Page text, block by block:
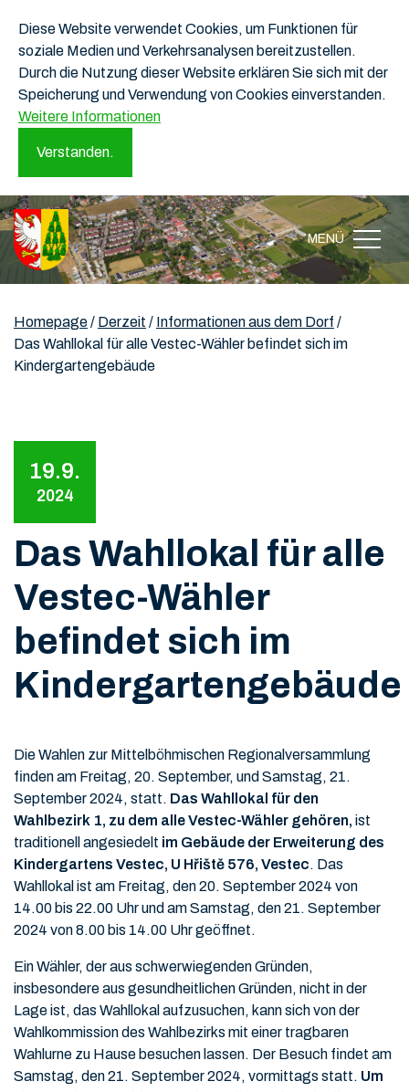
Diese Website verwendet Cookies, um Funktionen für
soziale Medien und Verkehrsanalysen bereitzustellen.
Durch die Nutzung dieser Website erklären Sie sich mit der
Speicherung und Verwendung von Cookies einverstanden.
Weitere Informationen
Verstanden.
MENÜ
Homepage/ Derzeit / Informationen aus dem Dorf /
Das Wahllokal für alle Vestec-Wähler befindet sich im
Kindergartengebäude
19.9.
2024
Das Wahllokal für alle
Vestec-Wähler
befindet sich im
Kindergartengebäude
Die Wahlen zur Mittelböhmischen Regionalversammlung
finden am Freitag, 20. September, und Samstag, 21.
September 2024, statt. Das Wahllokal für den
Wahlbezirk 1, zu dem alle Vestec-Wähler gehören, ist
traditionell angesiedelt im Gebäude der Erweiterung des
Kindergartens Vestec, U Hřiště 576, Vestec. Das
Wahllokal ist am Freitag, den 20. September 2024 von
14.00 bis 22.00 Uhr und am Samstag, den 21. September
2024 von 8.00 bis 14.00 Uhr geöffnet.
Ein Wähler, der aus schwerwiegenden Gründen,
insbesondere aus gesundheitlichen Gründen, nicht in der
Lage ist, das Wahllokal aufzusuchen, kann sich von der
Wahlkommission des Wahlbezirks mit einer tragbaren
Wahlurne zu Hause besuchen lassen. Der Besuch findet am
Samstag, den 21. September 2024, vormittags statt. Um